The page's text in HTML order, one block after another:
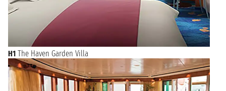
H1 The Haven Garden Villa